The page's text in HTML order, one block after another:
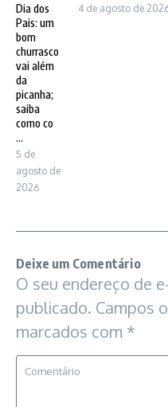
Dia dos
Pais: um
bom
churrasco
vai além
da
picanha;
saiba
como co
...
5 de
agosto de
2026
4 de agosto de
Deixe um Comentário
O seu endereço de
publicado. Campos
marcados com *